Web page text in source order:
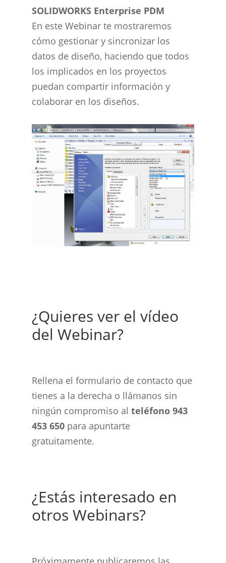
SOLIDWORKS Enterprise PDM
En este Webinar te mostraremos
cómo gestionar y sincronizar los
datos de diseño, haciendo que todos
los implicados en los proyectos
puedan compartir información y
colaborar en los diseños.
¿Quieres ver el vídeo
del Webinar?
Rellena el formulario de contacto que
tienes a la derecha o llámanos sin
ningún compromiso al teléfono 943
453 650 para apuntarte
gratuitamente.
¿Estás interesado en
otros Webinars?